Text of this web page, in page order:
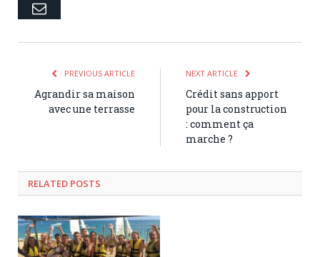
Email
PREVIOUS ARTICLE
Agrandir sa maison
avec une terrasse
NEXT ARTICLE
Crédit sans apport
pour la construction
: comment ça
marche ?
RELATED POSTS